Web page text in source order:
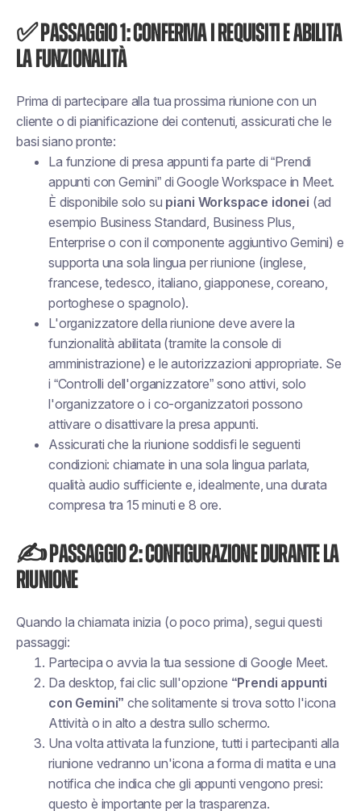
✅ Passaggio 1: Conferma i requisiti e abilita
la funzionalità
Prima di partecipare alla tua prossima riunione con un
cliente o di pianificazione dei contenuti, assicurati che le
basi siano pronte:
La funzione di presa appunti fa parte di “Prendi
appunti con Gemini” di Google Workspace in Meet.
È disponibile solo su piani Workspace idonei (ad
esempio Business Standard, Business Plus,
Enterprise o con il componente aggiuntivo Gemini) e
supporta una sola lingua per riunione (inglese,
francese, tedesco, italiano, giapponese, coreano,
portoghese o spagnolo).
L'organizzatore della riunione deve avere la
funzionalità abilitata (tramite la console di
amministrazione) e le autorizzazioni appropriate. Se
i “Controlli dell'organizzatore” sono attivi, solo
l'organizzatore o i co-organizzatori possono
attivare o disattivare la presa appunti.
Assicurati che la riunione soddisfi le seguenti
condizioni: chiamate in una sola lingua parlata,
qualità audio sufficiente e, idealmente, una durata
compresa tra 15 minuti e 8 ore.
✍️ Passaggio 2: Configurazione durante la
riunione
Quando la chiamata inizia (o poco prima), segui questi
passaggi:
Partecipa o avvia la tua sessione di Google Meet.
Da desktop, fai clic sull'opzione “Prendi appunti
con Gemini” che solitamente si trova sotto l'icona
Attività o in alto a destra sullo schermo.
Una volta attivata la funzione, tutti i partecipanti alla
riunione vedranno un'icona a forma di matita e una
notifica che indica che gli appunti vengono presi:
questo è importante per la trasparenza.